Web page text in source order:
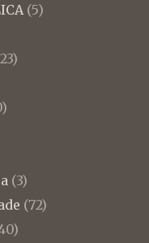
(5)
(3)
(72)